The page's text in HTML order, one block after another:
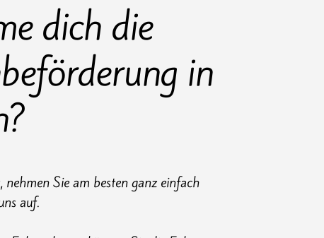
dich die
in
Sie am besten ganz einfach
auf.